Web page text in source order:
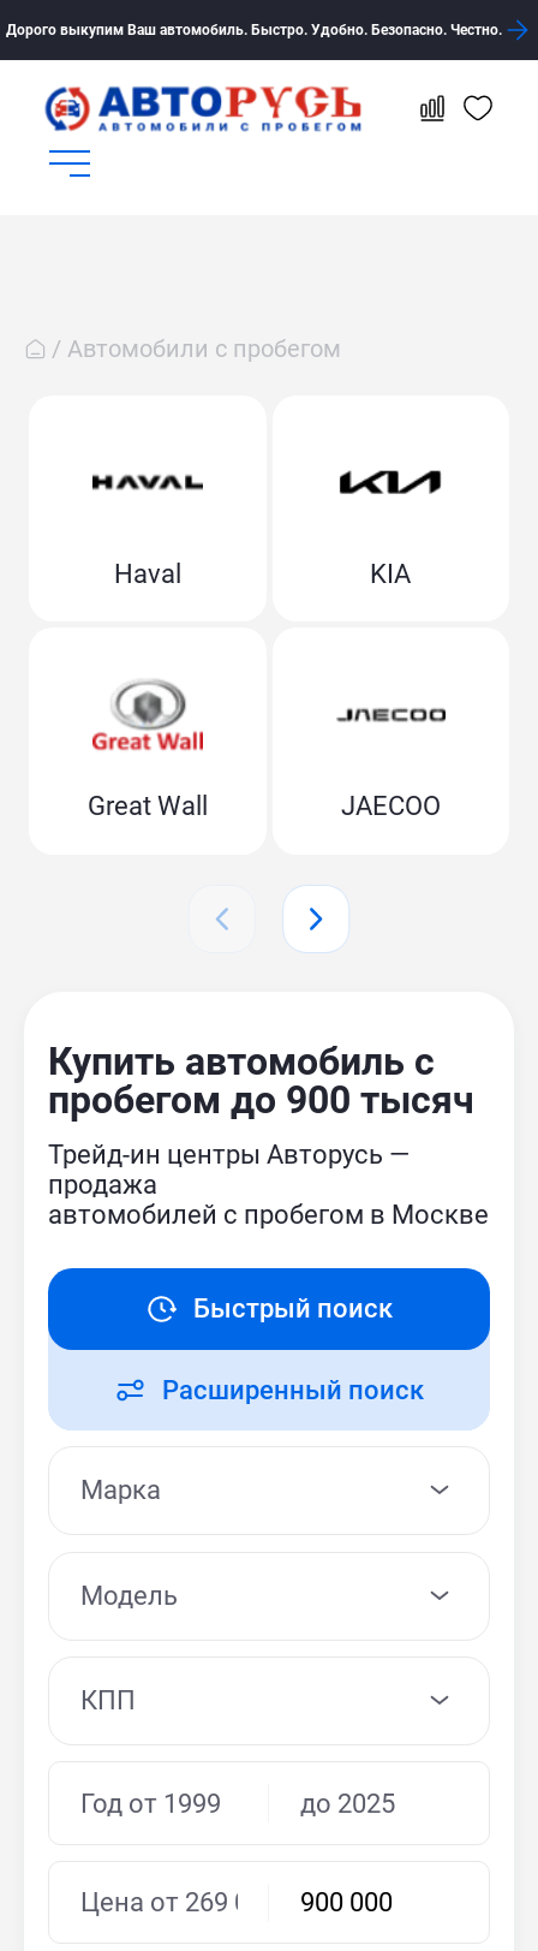
Дорого выкупим Ваш автомобиль. Быстро. Удобно. Безопасно. Честно.
Автомобили с пробегом
Haval KIA
Great Wall JAECOO
Купить автомобиль с
пробегом до 900 тысяч
Трейд-ин центры Авторусь —
продажа
автомобилей с пробегом в Москве
Быстрый поиск
Расширенный поиск
Модель
КПП